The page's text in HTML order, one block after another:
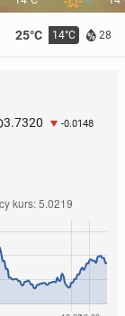
Bry­ta­nii
25°C 14°C 28
3.7320 -0.0148